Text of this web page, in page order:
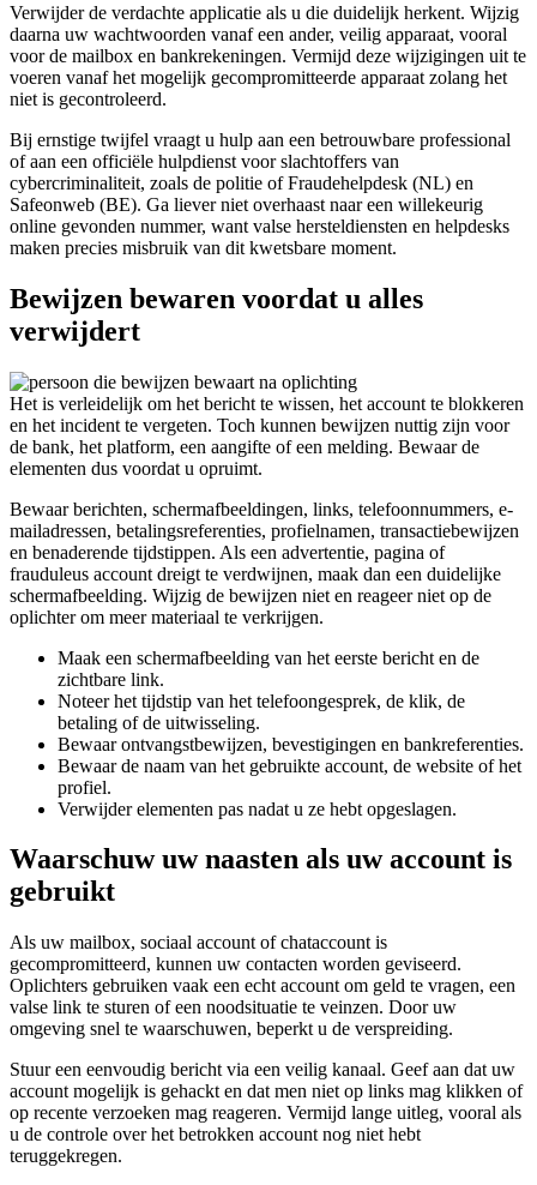
Verwijder de verdachte applicatie als u die duidelijk herkent. Wijzig
daarna uw wachtwoorden vanaf een ander, veilig apparaat, vooral
voor de mailbox en bankrekeningen. Vermijd deze wijzigingen uit te
voeren vanaf het mogelijk gecompromitteerde apparaat zolang het
niet is gecontroleerd.
Bij ernstige twijfel vraagt u hulp aan een betrouwbare professional
of aan een officiële hulpdienst voor slachtoffers van
cybercriminaliteit, zoals de politie of Fraudehelpdesk (NL) en
Safeonweb (BE). Ga liever niet overhaast naar een willekeurig
online gevonden nummer, want valse hersteldiensten en helpdesks
maken precies misbruik van dit kwetsbare moment.
Bewijzen bewaren voordat u alles
verwijdert
Het is verleidelijk om het bericht te wissen, het account te blokkeren
en het incident te vergeten. Toch kunnen bewijzen nuttig zijn voor
de bank, het platform, een aangifte of een melding. Bewaar de
elementen dus voordat u opruimt.
Bewaar berichten, schermafbeeldingen, links, telefoonnummers, e-
mailadressen, betalingsreferenties, profielnamen, transactiebewijzen
en benaderende tijdstippen. Als een advertentie, pagina of
frauduleus account dreigt te verdwijnen, maak dan een duidelijke
schermafbeelding. Wijzig de bewijzen niet en reageer niet op de
oplichter om meer materiaal te verkrijgen.
Maak een schermafbeelding van het eerste bericht en de
zichtbare link.
Noteer het tijdstip van het telefoongesprek, de klik, de
betaling of de uitwisseling.
Bewaar ontvangstbewijzen, bevestigingen en bankreferenties.
Bewaar de naam van het gebruikte account, de website of het
profiel.
Verwijder elementen pas nadat u ze hebt opgeslagen.
Waarschuw uw naasten als uw account is
gebruikt
Als uw mailbox, sociaal account of chataccount is
gecompromitteerd, kunnen uw contacten worden geviseerd.
Oplichters gebruiken vaak een echt account om geld te vragen, een
valse link te sturen of een noodsituatie te veinzen. Door uw
omgeving snel te waarschuwen, beperkt u de verspreiding.
Stuur een eenvoudig bericht via een veilig kanaal. Geef aan dat uw
account mogelijk is gehackt en dat men niet op links mag klikken of
op recente verzoeken mag reageren. Vermijd lange uitleg, vooral als
u de controle over het betrokken account nog niet hebt
teruggekregen.